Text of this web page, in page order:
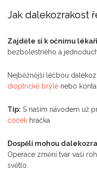
Jak dalekozrakost
Zajděte si k očnímu
bezbolestného a
Nejběžnější léčbou
dioptrické brýle nebo
Tip: S naším návodem už
čoček hračka.
Dospělí mohou
Operace změní tvar vaší
světlo.